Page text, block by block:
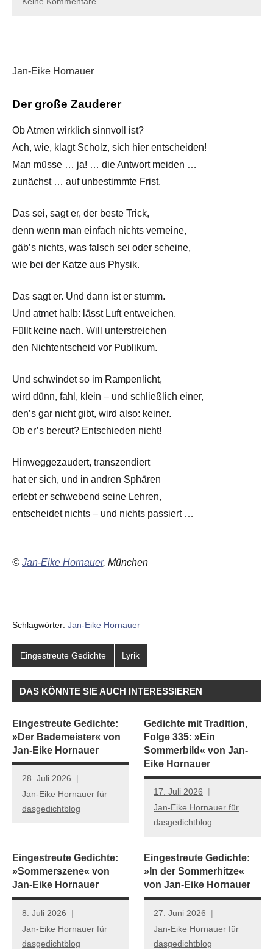
Jan-Eike Hornauer
Der große Zauderer
Ob Atmen wirklich sinnvoll ist?
Ach, wie, klagt Scholz, sich hier entscheiden!
Man müsse … ja! … die Antwort meiden …
zunächst … auf unbestimmte Frist.
Das sei, sagt er, der beste Trick,
denn wenn man einfach nichts verneine,
gäb’s nichts, was falsch sei oder scheine,
wie bei der Katze aus Physik.
Das sagt er. Und dann ist er stumm.
Und atmet halb: lässt Luft entweichen.
Füllt keine nach. Will unterstreichen
den Nichtentscheid vor Publikum.
Und schwindet so im Rampenlicht,
wird dünn, fahl, klein – und schließlich einer,
den’s gar nicht gibt, wird also: keiner.
Ob er’s bereut? Entschieden nicht!
Hinweggezaudert, transzendiert
hat er sich, und in andren Sphären
erlebt er schwebend seine Lehren,
entscheidet nichts – und nichts passiert …
© Jan-Eike Hornauer, München
Schlagwörter: Jan-Eike Hornauer
Eingestreute Gedichte Lyrik
DAS KÖNNTE SIE AUCH INTERESSIEREN
Eingestreute Gedichte:
»Der Bademeister« von
Jan-Eike Hornauer
28. Juli 2026
Jan-Eike Hornauer für
dasgedichtblog
Gedichte mit Tradition,
Folge 335: »Ein
Sommerbild« von Jan-
Eike Hornauer
17. Juli 2026
Jan-Eike Hornauer für
dasgedichtblog
Eingestreute Gedichte:
»Sommerszene« von
Jan-Eike Hornauer
8. Juli 2026
Jan-Eike Hornauer für
dasgedichtblog
Eingestreute Gedichte:
»In der Sommerhitze«
von Jan-Eike Hornauer
27. Juni 2026
Jan-Eike Hornauer für
dasgedichtblog